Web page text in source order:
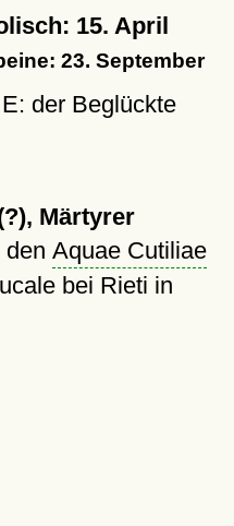
15. April
23. September
E: der Beglückte
Märtyrer
den Aquae Cutiliae
bei Rieti in